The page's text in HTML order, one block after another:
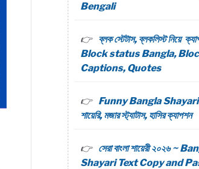
Bengali
ব্লক স্টেটাস, ব্লকলিস্ট নিয়ে
Block status Bangla,
Captions, Quotes
Funny Bangla Shayari |
শায়েরি, মজার স্ট্যাটাস, হাসির ক্যাপশন
সেরা বাংলা শায়েরী ২০২৬ ~
Shayari Text Copy and